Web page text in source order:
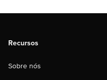
Recursos
Sobre nós